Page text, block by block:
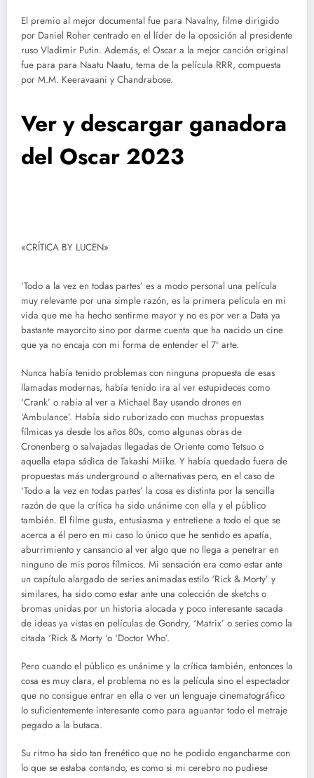
El premio al mejor documental fue para Navalny, filme dirigido
por Daniel Roher centrado en el líder de la oposición al presidente
ruso Vladimir Putin. Además, el Oscar a la mejor canción original
fue para para Naatu Naatu, tema de la película RRR, compuesta
por M.M. Keeravaani y Chandrabose.
Ver y descargar ganadora
del Oscar 2023
«CRÍTICA BY LUCEN»
‘Todo a la vez en todas partes’ es a modo personal una película
muy relevante por una simple razón, es la primera película en mi
vida que me ha hecho sentirme mayor y no es por ver a Data ya
bastante mayorcito sino por darme cuenta que ha nacido un cine
que ya no encaja con mi forma de entender el 7º arte.
Nunca había tenido problemas con ninguna propuesta de esas
llamadas modernas, había tenido ira al ver estupideces como
‘Crank’ o rabia al ver a Michael Bay usando drones en
‘Ambulance’. Había sido ruborizado con muchas propuestas
fílmicas ya desde los años 80s, como algunas obras de
Cronenberg o salvajadas llegadas de Oriente como Tetsuo o
aquella etapa sádica de Takashi Miike. Y había quedado fuera de
propuestas más underground o alternativas pero, en el caso de
‘Todo a la vez en todas partes’ la cosa es distinta por la sencilla
razón de que la crítica ha sido unánime con ella y el público
también. El filme gusta, entusiasma y entretiene a todo el que se
acerca a él pero en mi caso lo único que he sentido es apatía,
aburrimiento y cansancio al ver algo que no llega a penetrar en
ninguno de mis poros fílmicos. Mi sensación era como estar ante
un capítulo alargado de series animadas estilo ‘Rick & Morty’ y
similares, ha sido como estar ante una colección de sketchs o
bromas unidas por un historia alocada y poco interesante sacada
de ideas ya vistas en películas de Gondry, ‘Matrix’ o series como la
citada ‘Rick & Morty ‘o ‘Doctor Who’.
Pero cuando el público es unánime y la crítica también, entonces la
cosa es muy clara, el problema no es la película sino el espectador
que no consigue entrar en ella o ver un lenguaje cinematográfico
lo suficientemente interesante como para aguantar todo el metraje
pegado a la butaca.
Su ritmo ha sido tan frenético que no he podido engancharme con
lo que se estaba contando, es como si mi cerebro no pudiese